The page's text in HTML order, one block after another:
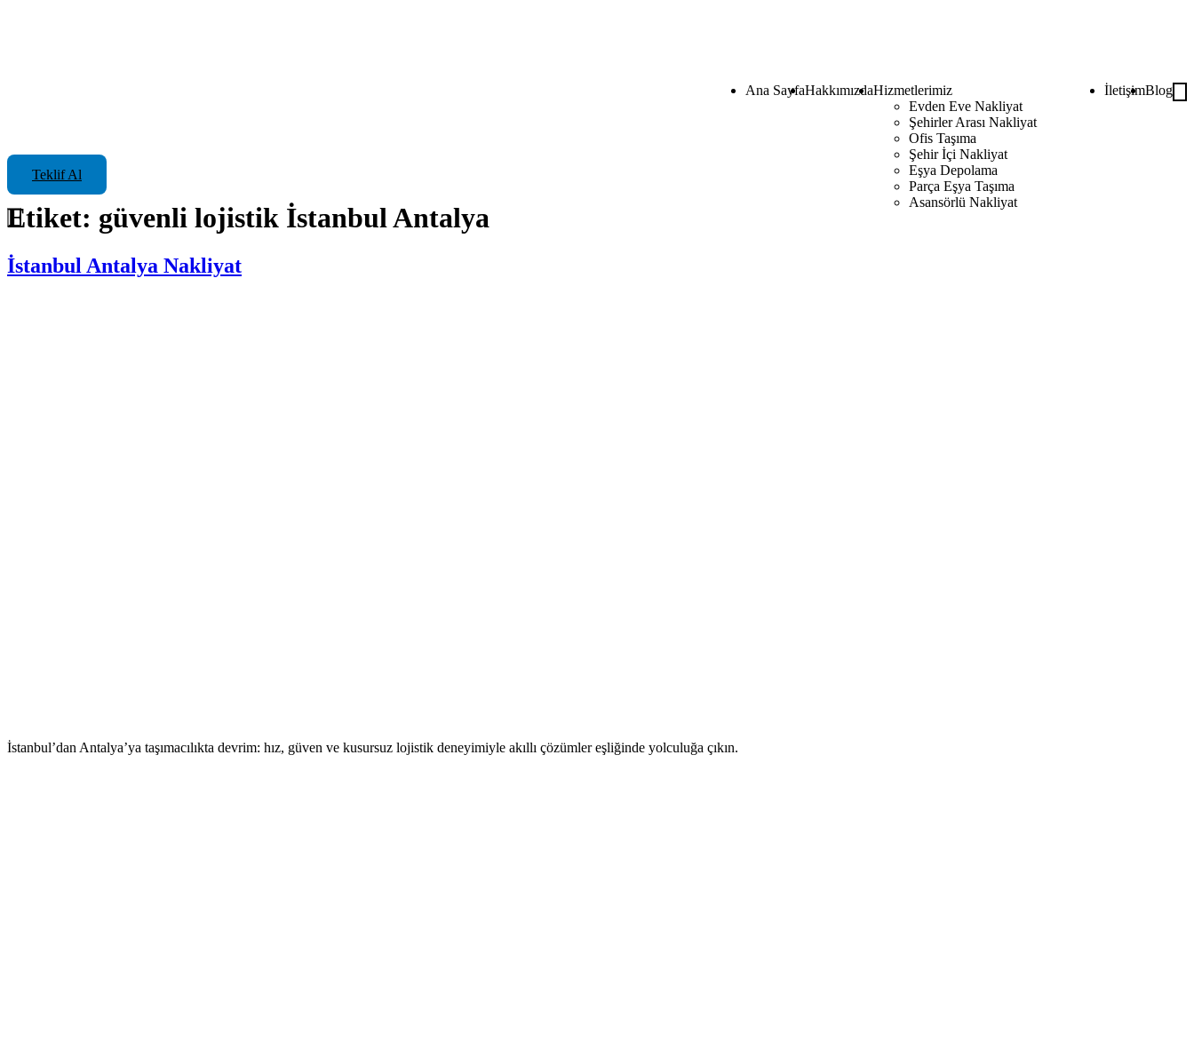
Ana SayfaHakkımızdaHizmetlerimiz
Evden Eve Nakliyat
Şehirler Arası Nakliyat
Ofis Taşıma
Şehir İçi Nakliyat
Eşya Depolama
Parça Eşya Taşıma
Asansörlü Nakliyat
İletişimBlog
Teklif Al
Etiket: güvenli lojistik İstanbul Antalya
İstanbul Antalya Nakliyat
İstanbul’dan Antalya’ya taşımacılıkta devrim: hız, güven ve kusursuz lojistik deneyimiyle akıllı çözümler eşliğinde yolculuğa çıkın.